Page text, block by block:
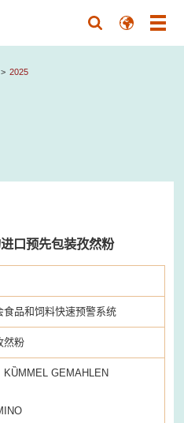
2025
口预先包装孜然粉
食品和饲料快速预警系统
然粉
KȔMMEL GEMAHLEN